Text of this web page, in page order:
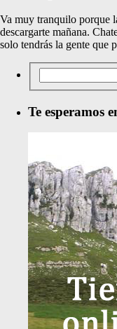
Va muy tranquilo porque
descargarte mañana.
solo tendrás la gente que
Te esperamos